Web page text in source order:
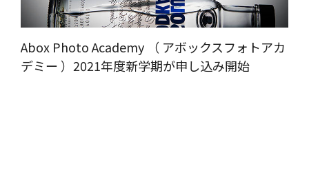
Abox Photo Academy （ アボックスフォトアカ
デミー ）2021年度新学期が申し込み開始